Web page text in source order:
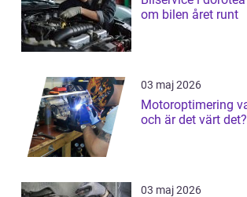
om bilen året runt
03 maj 2026
Motoroptimering vad innebär det
och är det värt det?
03 maj 2026